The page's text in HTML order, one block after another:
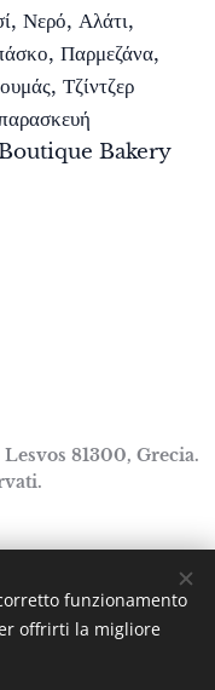
Νερό, Αλάτι,
Παρμεζάνα,
Τζίντζερ
Bakery
81300, Grecia.
Italianofunzionamento
offrirti la migliore